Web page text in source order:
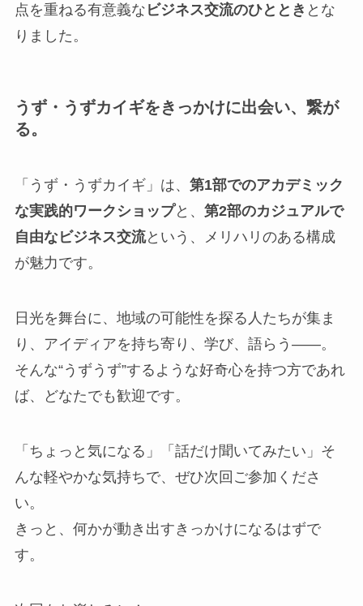
点を重ねる有意義な ビジネス交流のひととき とな
りました。
うず・うずカイギをきっかけに出会い、繋が
る。
「うず・うずカイギ」は、 第1部でのアカデミック
な実践的ワークショップと、 第2部のカジュアルで
自由なビジネス交流という、メリハリのある構成
が魅力です。
日光を舞台に、地域の可能性を探る人たちが集ま
り、アイディアを持ち寄り、学び、語らう――。
そんな“うずうず”するような好奇心を持つ方であれ
ば、どなたでも歓迎です。
「ちょっと気になる」「話だけ聞いてみたい」そ
んな軽やかな気持ちで、ぜひ次回ご参加くださ
い。
きっと、何かが動き出すきっかけになるはずで
す。